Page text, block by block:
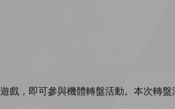
戲，即可參與機體轉盤活動。本次轉盤